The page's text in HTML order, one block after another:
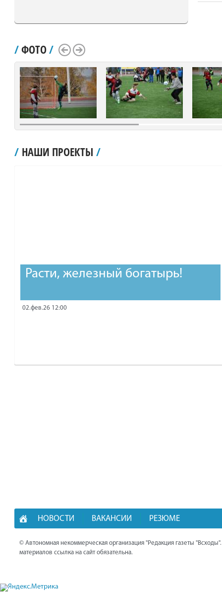
/ФОТО/
Scroll LeftScroll Right
/ НАШИ ПРОЕКТЫ /
Расти, железный богатырь!
02.фев.26 12:00
НОВОСТИ ВАКАНСИИ РЕЗЮМЕ
© Автономная некоммерческая организация "Редакция газеты
материалов ссылка на сайт обязательна.